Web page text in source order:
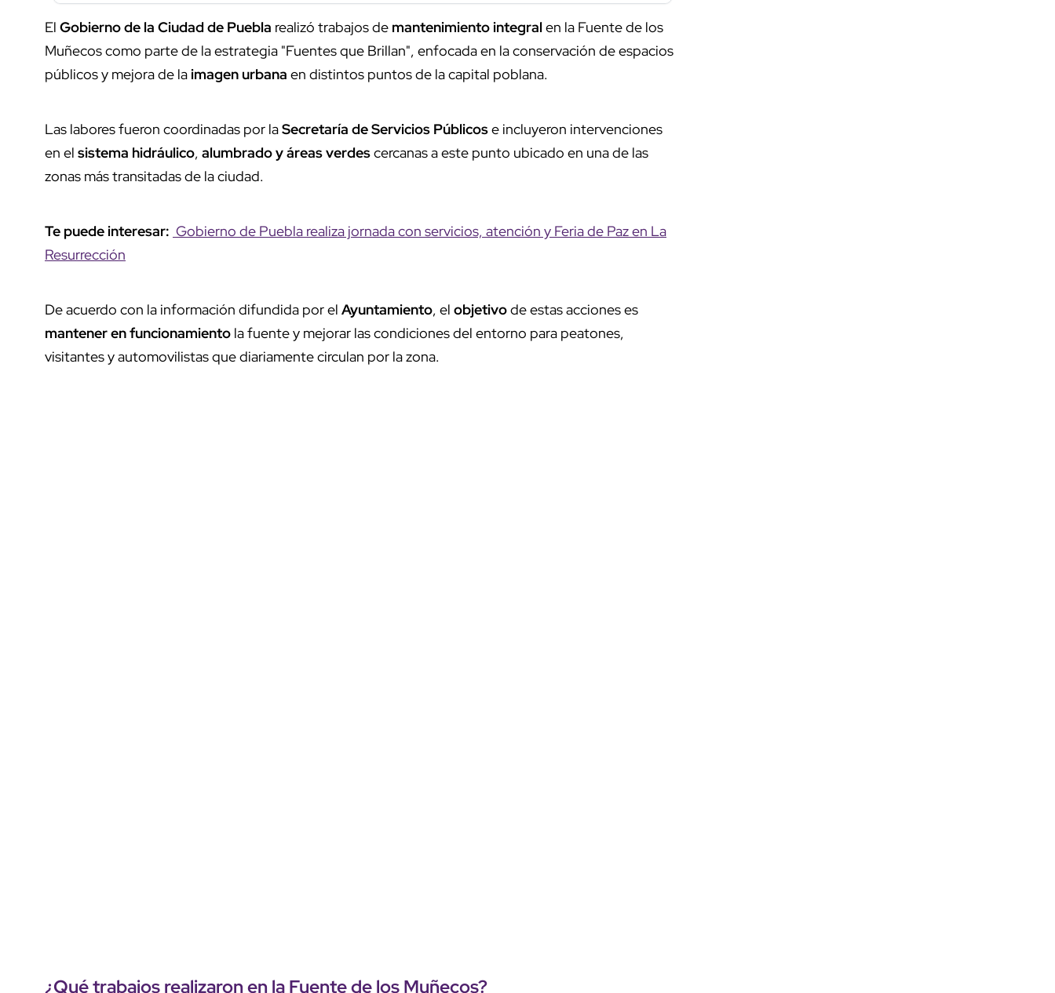
El Gobierno de la Ciudad de Puebla realizó trabajos de mantenimiento integralen la Fuente de los
Muñecos como parte de la estrategia "Fuentes que Brillan", enfocada en la conservación de espacios
públicos y mejora de laimagen urbana en distintos puntos de la capital poblana.
Las labores fueron coordinadas por laSecretaría de Servicios Públicose incluyeron intervenciones
en el sistema hidráulico, alumbrado y áreas verdescercanas a este punto ubicado en una de las
zonas más transitadas de la ciudad.
Te puede interesar: Gobierno de Puebla realiza jornada con servicios, atención y Feria de Paz en La
Resurrección
De acuerdo con la información difundida por el Ayuntamiento, el objetivode estas acciones es
mantener en funcionamiento la fuente y mejorar las condiciones del entorno para peatones,
visitantes y automovilistas que diariamente circulan por la zona.
¿Qué trabajos realizaron en la Fuente de los Muñecos?